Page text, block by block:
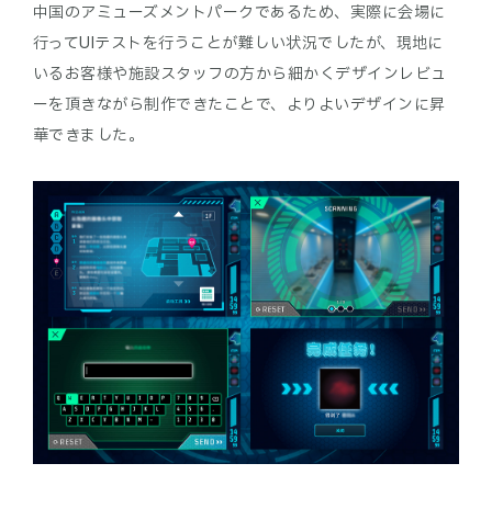
中国のアミューズメントパークであるため、実際に会場に
行ってUIテストを行うことが難しい状況でしたが、現地に
いるお客様や施設スタッフの方から細かくデザインレビュ
ーを頂きながら制作できたことで、よりよいデザインに昇
華できました。